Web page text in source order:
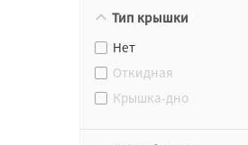
Тип крышки
Нет
Откидная
Крышка-дно